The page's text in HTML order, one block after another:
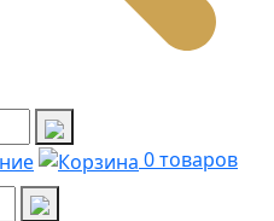
0товаров